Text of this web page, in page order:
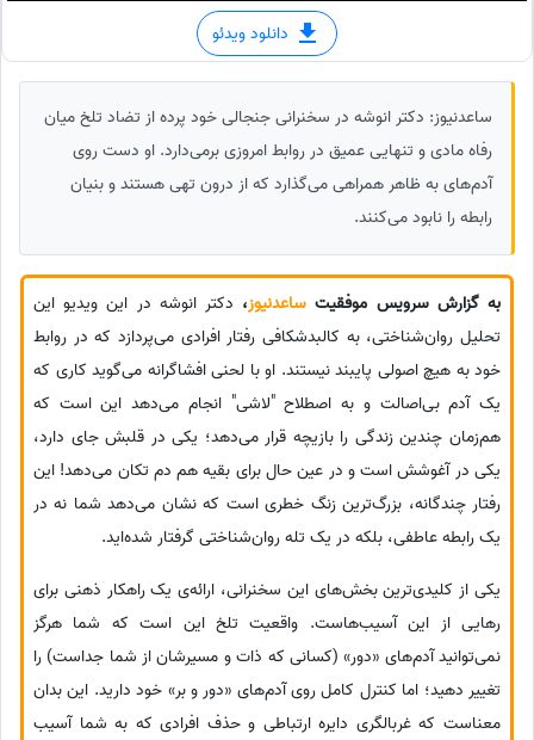
دانلود ویدئو
ساعدنیوز: دکتر انوشه در سخنرانی جنجالی خود پرده از تضاد تلخ میان
رفاه مادی و تنهایی عمیق در روابط امروزی برمی‌دارد. او دست روی
آدم‌های به ظاهر همراهی می‌گذارد که از درون تهی هستند و بنیان
رابطه را نابود می‌کنند.
به گزارش سرویس موفقیت ساعدنیوز، دکتر انوشه در این ویدیو این
تحلیل روان‌شناختی، به کالبدشکافی رفتار افرادی می‌پردازد که در روابط
خود به هیچ اصولی پایبند نیستند. او با لحنی افشاگرانه می‌گوید کاری که
یک آدم بی‌اصالت و به اصطلاح "لاشی" انجام می‌دهد این است که
هم‌زمان چندین زندگی را بازیچه قرار می‌دهد؛ یکی در قلبش جای دارد،
یکی در آغوشش است و در عین حال برای بقیه هم دم تکان می‌دهد! این
رفتار چندگانه، بزرگ‌ترین زنگ خطری است که نشان می‌دهد شما نه در
یک رابطه عاطفی، بلکه در یک تله روان‌شناختی گرفتار شده‌اید.
یکی از کلیدی‌ترین بخش‌های این سخنرانی، ارائه‌ی یک راهکار ذهنی برای
رهایی از این آسیب‌هاست. واقعیت تلخ این است که شما هرگز
نمی‌توانید آدم‌های «دور» (کسانی که ذات و مسیرشان از شما جداست) را
تغییر دهید؛ اما کنترل کامل روی آدم‌های «دور و بر» خود دارید. این بدان
معناست که غربالگری دایره ارتباطی و حذف افرادی که به شما آسیب